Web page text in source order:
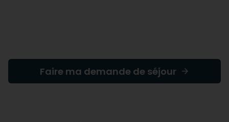
Faire ma demande de séjour